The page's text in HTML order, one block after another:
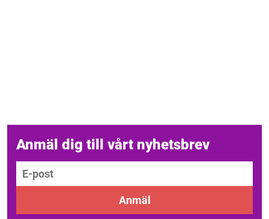
Anmäl dig till vårt nyhetsbrev
E-post
Anmäl